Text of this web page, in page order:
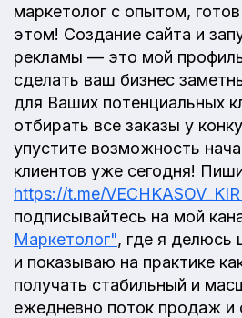
маркетолог с опытом,
этом! Создание сайта и
рекламы — это мой
сделать ваш бизнес
для Ваших потенциальных
отбирать все заказы у
упустите возможность
клиентов уже сегодня!
https://t.me/
подписывайтесь на мой
Маркетолог", где я делюсь
и показываю на практике
получать стабильный и
ежедневно поток продаж и